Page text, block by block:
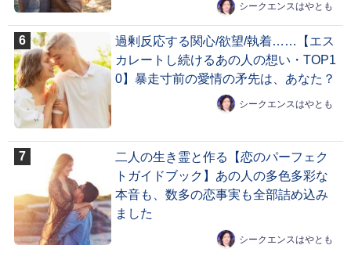
シークエンスはやとも
過剰反応する関心/欲望/執着……【エス
カレートし続けるあの人の想い・TOP1
0】暴走寸前の愛情の矛先は、あなた？
シークエンスはやとも
二人の生き霊と作る【恋のパーフェク
トガイドブック】あの人の多色多彩な
本音も、数多の恋事実も全部詰め込み
ました
シークエンスはやとも